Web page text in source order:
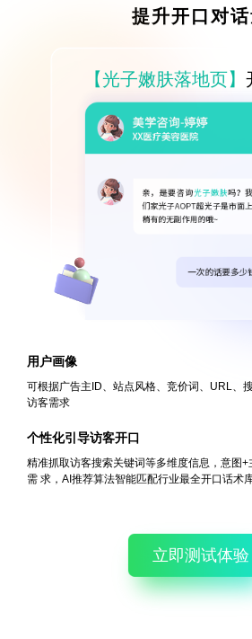
提升开口对
【光子嫩肤落地页】
用户画像
可根据广告主ID、站点风格、竞价词、URL、
访客需求
个性化引导访客开口
精准抓取访客搜索关键词等多维度信息，意图
需 求，AI推荐算法智能匹配行业最全开口话术
立即测试体验